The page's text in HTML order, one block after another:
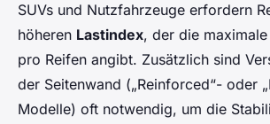
SUVs und Nutzfahrzeuge erfordern
höheren Lastindex, der die
pro Reifen angibt. Zusätzlich sind
der Seitenwand („Reinforced“- oder
Modelle) oft notwendig, um die